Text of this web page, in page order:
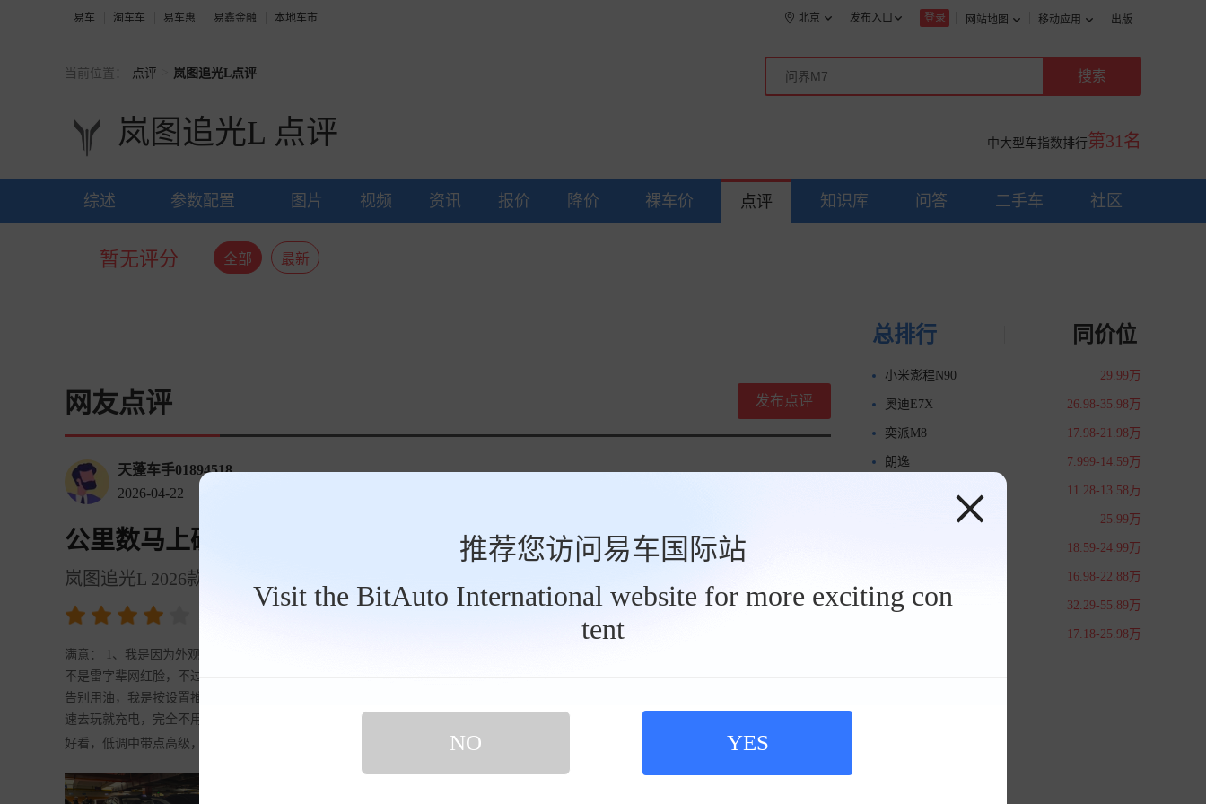
易车 淘车车 易车惠 易鑫金融 本地车市 网站地图 移动应用 出版
登录
发布入口
北京
推荐您访问易车国际站
Visit the BitAuto International website for more exciting con
tent
NO YES
当前位置： 点评 岚图追光L点评
岚图追光L 点评 中大型车指数排行第31名
综述 参数配置 图片 视频 资讯 报价 降价 裸车价 点评 知识库 问答 二手车 社区
暂无评分 全部 最新
网友点评 发布点评
天蓬车手01894518
2026-04-22
公里数马上破万，说说岚图追光L
岚图追光L 2026款 1.5T 410km Max
满意： 1、我是因为外观才关注到这车，起码长在我的点上，有新能源界BBA的感觉，又没有新能源化外观，既不像界字辈的鼓包圆脸，也
不是雷字辈网红脸，不过外观这东西千人千面 2、插混又配了大电池，平常上下班周末出去玩就用纯电优先，而且最近油价涨了，平时彻底
告别用油，我是按设置推荐的80%上限，一周充一次完全够了，过年开回老家1400多公里发动机就派上用场了，排队的服务区就加油，下高
速去玩就充电，完全不用看着里程省着用电，更没必要担心跑一半扔路上 3、内饰很舒服，特别是白内饰比想象中的好打理，白色真木是真
好看，低调中带点高级，而且手感很好，没事在车上就喜欢
查看完整点评>>
总排行 同价位
小米澎程N90 29.99万
奥迪E7X 26.98-35.98万
奕派M8 17.98-21.98万
朗逸 7.999-14.59万
11.28-13.58万
小米澎程N70 25.99万
18.59-24.99万
16.98-22.88万
奥迪A6L 32.29-55.89万
17.18-25.98万